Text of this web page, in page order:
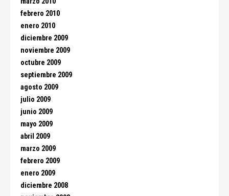
febrero 2010
enero 2010
diciembre 2009
noviembre 2009
octubre 2009
septiembre 2009
agosto 2009
julio 2009
junio 2009
mayo 2009
abril 2009
marzo 2009
febrero 2009
enero 2009
diciembre 2008